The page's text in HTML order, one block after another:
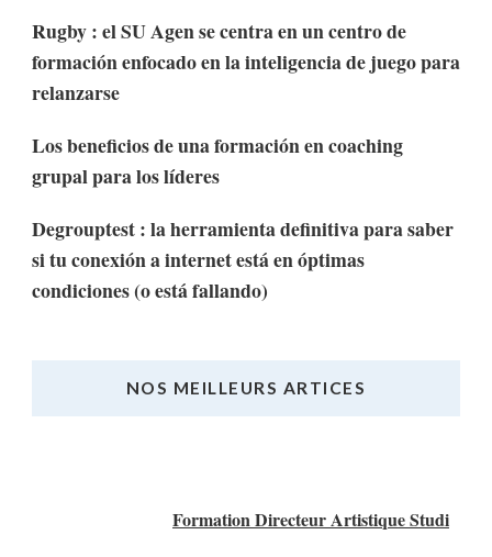
Rugby : el SU Agen se centra en un centro de
formación enfocado en la inteligencia de juego para
relanzarse
Los beneficios de una formación en coaching
grupal para los líderes
Degrouptest : la herramienta definitiva para saber
si tu conexión a internet está en óptimas
condiciones (o está fallando)
NOS MEILLEURS ARTICES
Formation Directeur Artistique Studi